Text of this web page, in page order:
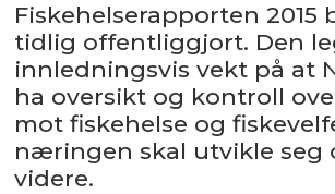
Fiskehelserapporten 2015
tidlig offentliggjort. Den
innledningsvis vekt på at
ha oversikt og kontroll
mot fiskehelse og
næringen skal utvikle seg
videre.